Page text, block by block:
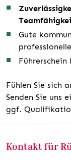
Gute
Führerschein
Fühlen Sie sich
Senden Sie uns
ggf.
Kontakt für